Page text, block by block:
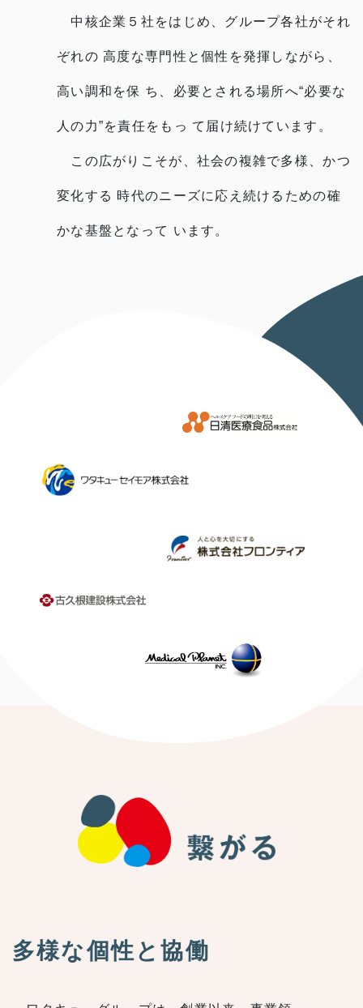
中核企業５社をはじめ、グループ各社がそれ
ぞれの 高度な専門性と個性を発揮しながら、
高い調和を保 ち、必要とされる場所へ“必要な
人の力”を責任をもっ て届け続けています。
この広がりこそが、社会の複雑で多様、かつ
変化する 時代のニーズに応え続けるための確
かな基盤となって います。
多様な個性と協働